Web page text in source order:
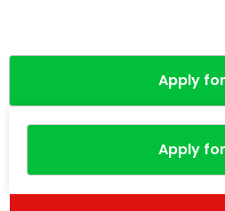
Apply
Apply